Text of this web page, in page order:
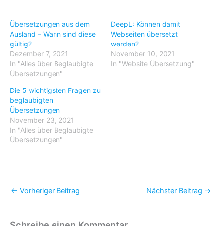
Übersetzungen aus dem
Ausland – Wann sind diese
gültig?
Dezember 7, 2021
In "Alles über Beglaubigte
Übersetzungen"
DeepL: Können damit
Webseiten übersetzt
werden?
November 10, 2021
In "Website Übersetzung"
Die 5 wichtigsten Fragen zu
beglaubigten
Übersetzungen
November 23, 2021
In "Alles über Beglaubigte
Übersetzungen"
← Vorheriger Beitrag Nächster Beitrag →